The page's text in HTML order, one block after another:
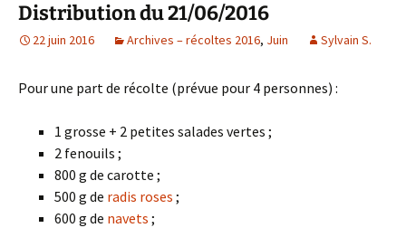
Distribution du 21/06/2016
22 juin 2016 Archives – récoltes 2016, Juin Sylvain S.
Pour une part de récolte (prévue pour 4 personnes) :
1 grosse + 2 petites salades vertes ;
2 fenouils ;
800 g de carotte ;
500 g de radis roses ;
600 g de navets ;